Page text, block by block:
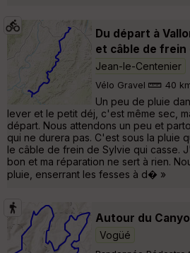
Du départ à
et câble de frein
Jean-le-Centenier
Vélo Gravel 40
Un peu de pluie
lever et le petit déj, c'est même sec,
départ. Nous attendons un peu et
qui ne durera pas. C'est sous la pluie
le câble de frein de Sylvie qui casse.
bon et ma réparation ne sert à rien.
pluie, enserrant les fesses à d� »
Autour du
Vogüé